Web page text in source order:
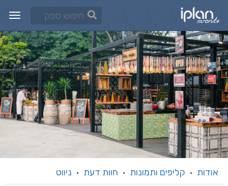
אודות · קליפים ותמונות · חוות דעת · ניווט